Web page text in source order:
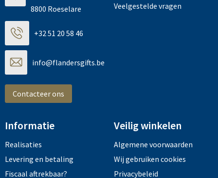
8800 Roeselare
+32 51 20 58 46
info@flandersgifts.be
Contacteer ons
Veelgestelde vragen
Informatie
Realisaties
Levering en betaling
Fiscaal aftrekbaar?
Veilig winkelen
Algemene voorwaarden
Wij gebruiken cookies
Privacybeleid